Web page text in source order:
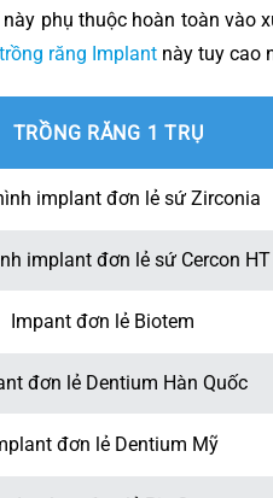
phụ thuộc hoàn toàn vào
răng Implantnày tuy cao
TRỒNG RĂNG 1 TRỤ
implant đơn lẻ sứ Zirconia
implant đơn lẻ sứ Cercon HT
Impant đơn lẻ Biotem
đơn lẻ Dentium Hàn Quốc
đơn lẻ Dentium Mỹ